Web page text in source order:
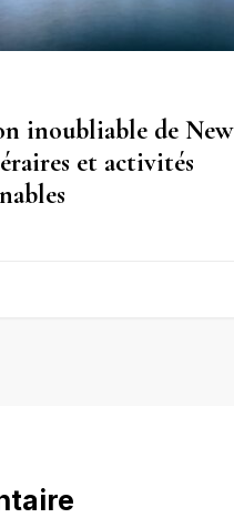
inoubliable de New
et activités